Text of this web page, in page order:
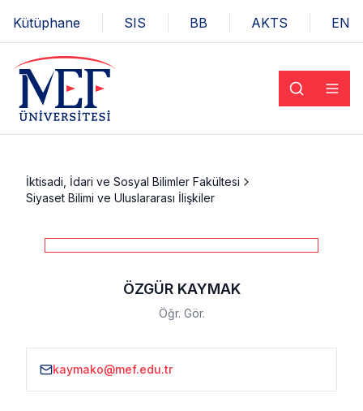
Kütüphane SIS BB AKTS EN
İktisadi, İdari ve Sosyal Bilimler Fakültesi
Siyaset Bilimi ve Uluslararası İlişkiler
ÖZGÜR KAYMAK
Öğr. Gör.
kaymako@mef.edu.tr